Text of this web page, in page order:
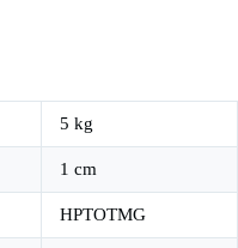
5 kg
1 cm
HPTOTMG